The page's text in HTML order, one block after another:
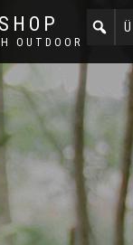
OUTDOOR